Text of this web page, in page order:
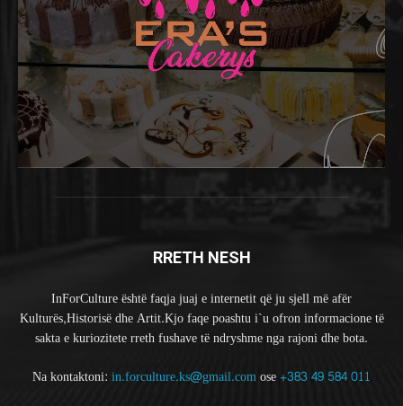
RRETH NESH
InForCulture është faqja juaj e internetit që ju sjell më afër
Kulturës,Historisë dhe Artit.Kjo faqe poashtu i`u ofron informacione të
sakta e kuriozitete rreth fushave të ndryshme nga rajoni dhe bota.
Na kontaktoni: in.forculture.ks@gmail.comose+383 49 584 011